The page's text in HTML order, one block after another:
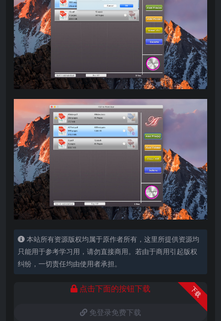
本站所有资源版权均属于原作者所有，这里所提供资源均
只能用于参考学习用，请勿直接商用。若由于商用引起版权
纠纷，一切责任均由使用者承担。
下载
点击下面的按钮下载
免登录免费下载